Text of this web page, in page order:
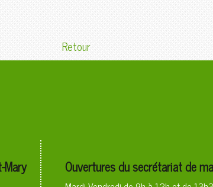
Retour
Mary Ouvertures du secrétariat de